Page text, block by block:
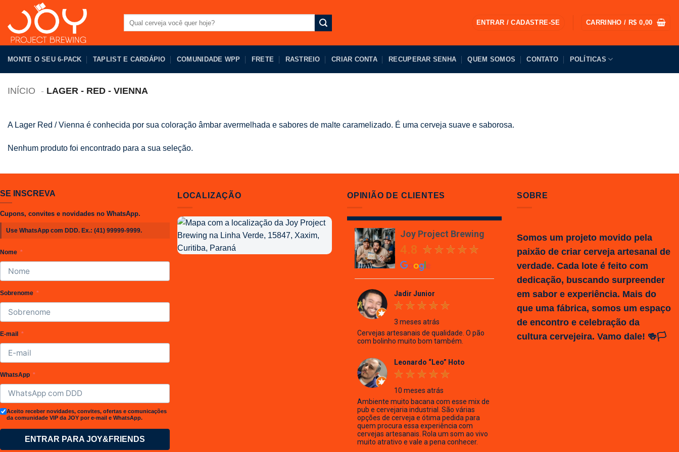
conteúdo
por:
ENTRAR / CADASTRE-SE CARRINHO / R$ 0,00
MONTE O SEU 6-PACK TAPLIST E CARDÁPIO COMUNIDADE WPP FRETE RASTREIO CRIAR CONTA RECUPERAR SENHA QUEM SOMOS CONTATO POLÍTICAS
INÍCIO LAGER - RED - VIENNA
A Lager Red / Vienna é conhecida por sua coloração âmbar avermelhada e sabores de malte caramelizado. É uma cerveja suave e saborosa.
Nenhum produto foi encontrado para a sua seleção.
SE INSCREVA
Cupons, convites e novidades no WhatsApp.
Use WhatsApp com DDD. Ex.: (41) 99999-9999.
Nome
Sobrenome
E-mail
WhatsApp
Aceito receber novidades, convites, ofertas e comunicações
da comunidade VIP da JOY por e-mail e WhatsApp.
ENTRAR PARA JOY&FRIENDS
LOCALIZAÇÃO
Localização
da
Joy
OPINIÃO DE CLIENTES
Joy Project Brewing
4.8
Jadir Junior
3 meses atrás
Cervejas artesanais de qualidade. O pão
com bolinho muito bom também.
Leonardo “Leo” Hoto
10 meses atrás
Ambiente muito bacana com esse mix de
pub e cervejaria industrial. São várias
opções de cerveja e ótima pedida para
quem procura essa experiência com
cervejas artesanais. Rola um som ao vivo
muito atrativo e vale a pena conhecer.
SOBRE
Somos um projeto movido pela
paixão de criar cerveja artesanal de
verdade. Cada lote é feito com
dedicação, buscando surpreender
em sabor e experiência. Mais do
que uma fábrica, somos um espaço
de encontro e celebração da
cultura cervejeira. Vamo dale! 🍻🏳️